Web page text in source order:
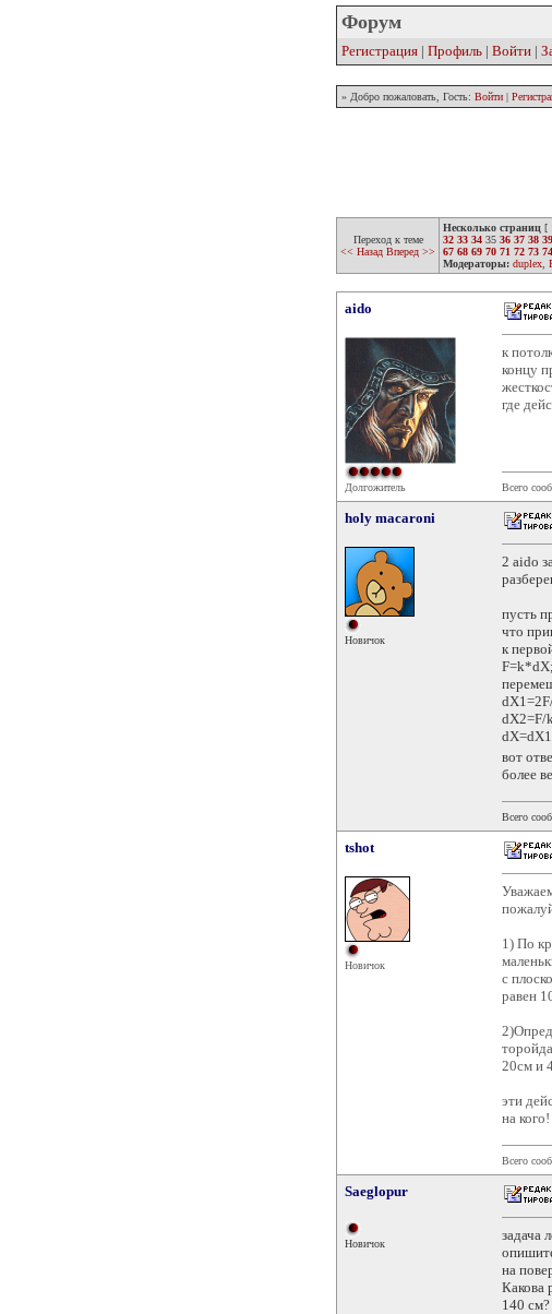
Форум
Регистрация | Профиль | Войти |
» Добро пожаловать, Гость: Войти |
Переход к теме
<< Назад Вперед >>
Несколько страниц [
32 33 34 35 36 37 38 39
67 68 69 70 71 72 73 74
Модераторы: duplex
aido
Долгожитель
к
концу
где
Всего
holy macaroni
Новичок
2 aido
пусть
что
к
F=k*dX;
dX2=F/
вот
более
Всего
tshot
Новичок
1) По
с
равен
20см и
эти
на кого!
Всего
Saeglopur
Новичок
задача
на
Какова
140 см?